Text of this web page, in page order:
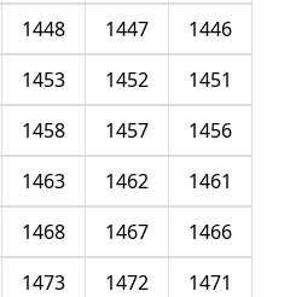
1446
1447
1448
1451
1452
1453
1456
1457
1458
1461
1462
1463
1466
1467
1468
1471
1472
1473